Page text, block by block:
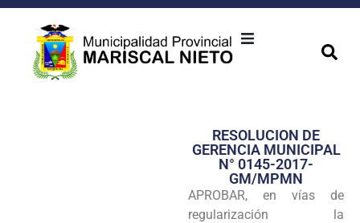
Transparencia
Seguridad
Programas
RESOLUCION DE
GERENCIA MUNICIPAL
N° 0145-2017-
GM/MPMN
APROBAR, en vías de
regularización la